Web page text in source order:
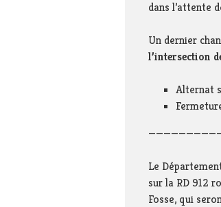
dans l’attente
Un dernier
l’intersection
Alternat
Le
sur la RD 912
Fosse, qui